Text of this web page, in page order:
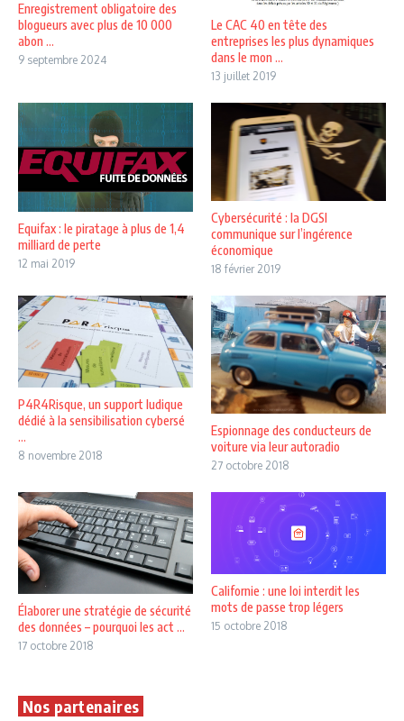
Enregistrement obligatoire des
blogueurs avec plus de 10 000
abon ...
9 septembre 2024
Le CAC 40 en tête des
entreprises les plus dynamiques
dans le mon ...
13 juillet 2019
Equifax : le piratage à plus de 1,4
milliard de perte
12 mai 2019
Cybersécurité : la DGSI
communique sur l’ingérence
économique
18 février 2019
P4R4Risque, un support ludique
dédié à la sensibilisation cybersé
...
8 novembre 2018
Espionnage des conducteurs de
voiture via leur autoradio
27 octobre 2018
Élaborer une stratégie de sécurité
des données – pourquoi les act ...
17 octobre 2018
Californie : une loi interdit les
mots de passe trop légers
15 octobre 2018
Nos partenaires